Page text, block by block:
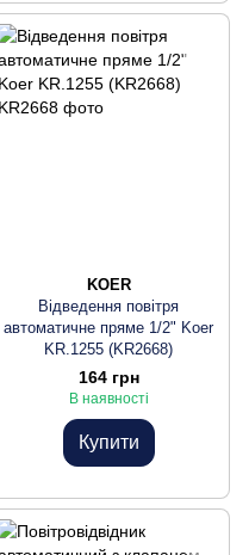
KOER
Відведення повітря
автоматичне пряме 1/2" Koer
KR.1255 (KR2668)
164 грн
В наявності
Купити